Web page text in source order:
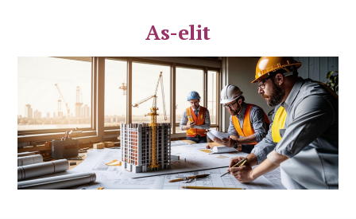
As-elit